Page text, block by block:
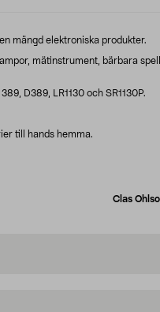
mängd elektroniska produkter.
mätinstrument, bärbara
D389, LR1130 och SR1130P.
till hands hemma.
Clas